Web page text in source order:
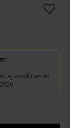
ej kombineras